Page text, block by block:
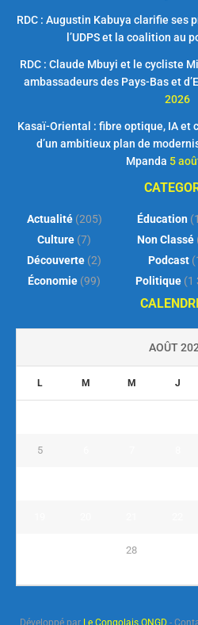
RDC : Augustin Kabuya clarifie ses
l’UDPS et la coalition au
RDC : Claude Mbuyi et le cycliste
ambassadeurs des Pays-Bas et
2026
Kasaï-Oriental : fibre optique, IA
d’un ambitieux plan de
Mpanda 5
Actualité(205)
Culture (7)
Découverte (2)
Économie (99)
Éducation
Non Classé
Podcast
Politique(1
AOÛT
L M M J
5
28
Développé par Le Congolais ONGD-